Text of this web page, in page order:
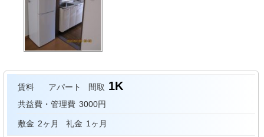
賃料 アパート 間取 1K
共益費・管理費 3000円
敷金 2ヶ月 礼金 1ヶ月